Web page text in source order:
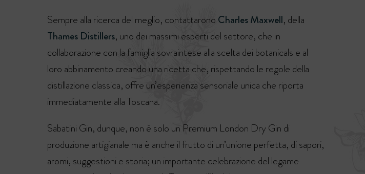
Sempre alla ricerca del meglio, contattarono Charles Maxwell, della
Thames Distillers, uno dei massimi esperti del settore, che in
collaborazione con la famiglia sovraintese alla scelta dei botanicals e al
loro abbinamento creando una ricetta che, rispettando le regole della
distillazione classica, offre un’esperienza sensoriale unica che riporta
immediatamente alla Toscana.
Sabatini Gin, dunque, non è solo un Premium London Dry Gin di
produzione artigianale ma è anche il frutto di un’unione perfetta, di sapori,
aromi, suggestioni e storia; un importante celebrazione del legame